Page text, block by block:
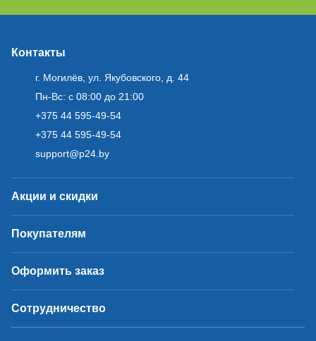
Контакты
г. Могилёв, ул. Якубовского, д. 44
Пн-Вс: с 08:00 до 21:00
+375 44 595-49-54
+375 44 595-49-54
support@p24.by
Акции и скидки
Покупателям
Оформить заказ
Сотрудничество